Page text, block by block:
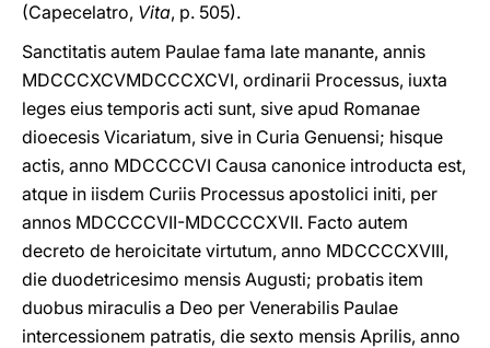
(Capecelatro, Vita, p. 505).
Sanctitatis autem Paulae fama late manante, annis
MDCCCXCV­MDCCCXCVI, ordinarii Processus, iuxta
leges eius temporis acti sunt, sive apud Romanae
dioecesis Vicariatum, sive in Curia Genuensi; hisque
actis, anno MDCCCCVI Causa canonice introducta est,
atque in iisdem Curiis Processus apostolici initi, per
annos MDCCCCVII-MDCCCCXVII. Facto autem
decreto de heroicitate virtutum, annο MDCCCCXVIII,
die duodetricesimo mensis Augusti; probatis item
duobus miraculis a Deo per Venerabilis Paulae
intercessionem patratis, die sexto mensis Aprilis, anno